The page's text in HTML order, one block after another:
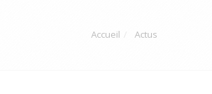
Accueil Actus